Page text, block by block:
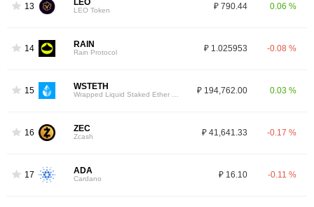
13 LEO
LEO Token ₽ 790.44 0.06 %
14 RAIN
Rain Protocol ₽ 1.025953 -0.08 %
15 WSTETH ₽ 194,762.00 0.03 %
16 ZEC
Zcash ₽ 41,641.33 -0.17 %
17 ADA
Cardano ₽ 16.10 -0.11 %